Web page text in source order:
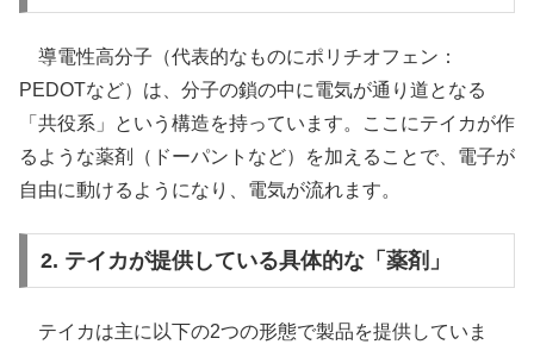
導電性高分子（代表的なものにポリチオフェン：
PEDOTなど）は、分子の鎖の中に電気が通り道となる
「共役系」という構造を持っています。ここにテイカが作
るような薬剤（ドーパントなど）を加えることで、電子が
自由に動けるようになり、電気が流れます。
2. テイカが提供している具体的な「薬剤」
テイカは主に以下の2つの形態で製品を提供していま